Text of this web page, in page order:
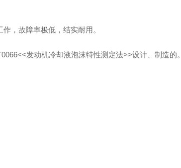
，故障率极低，结实耐用。
发动机冷却液泡沫特性测定法>>设计、制造的。